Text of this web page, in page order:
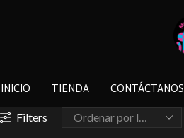
INICIO TIENDA CONTÁCTANOS
Filters